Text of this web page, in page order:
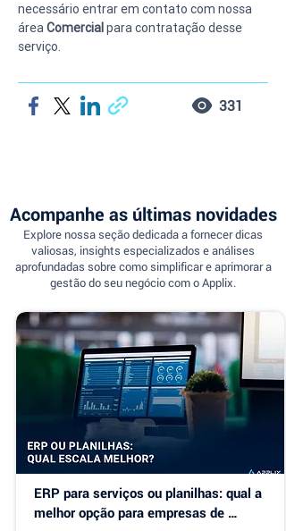
necessário entrar em contato com nossa
área Comercial para contratação desse
serviço.
331
Acompanhe as últimas novidades
Explore nossa seção dedicada a fornecer dicas
valiosas, insights especializados e análises
aprofundadas sobre como simplificar e aprimorar a
gestão do seu negócio com o Applix.
ERP para serviços ou planilhas: qual a
melhor opção para empresas de